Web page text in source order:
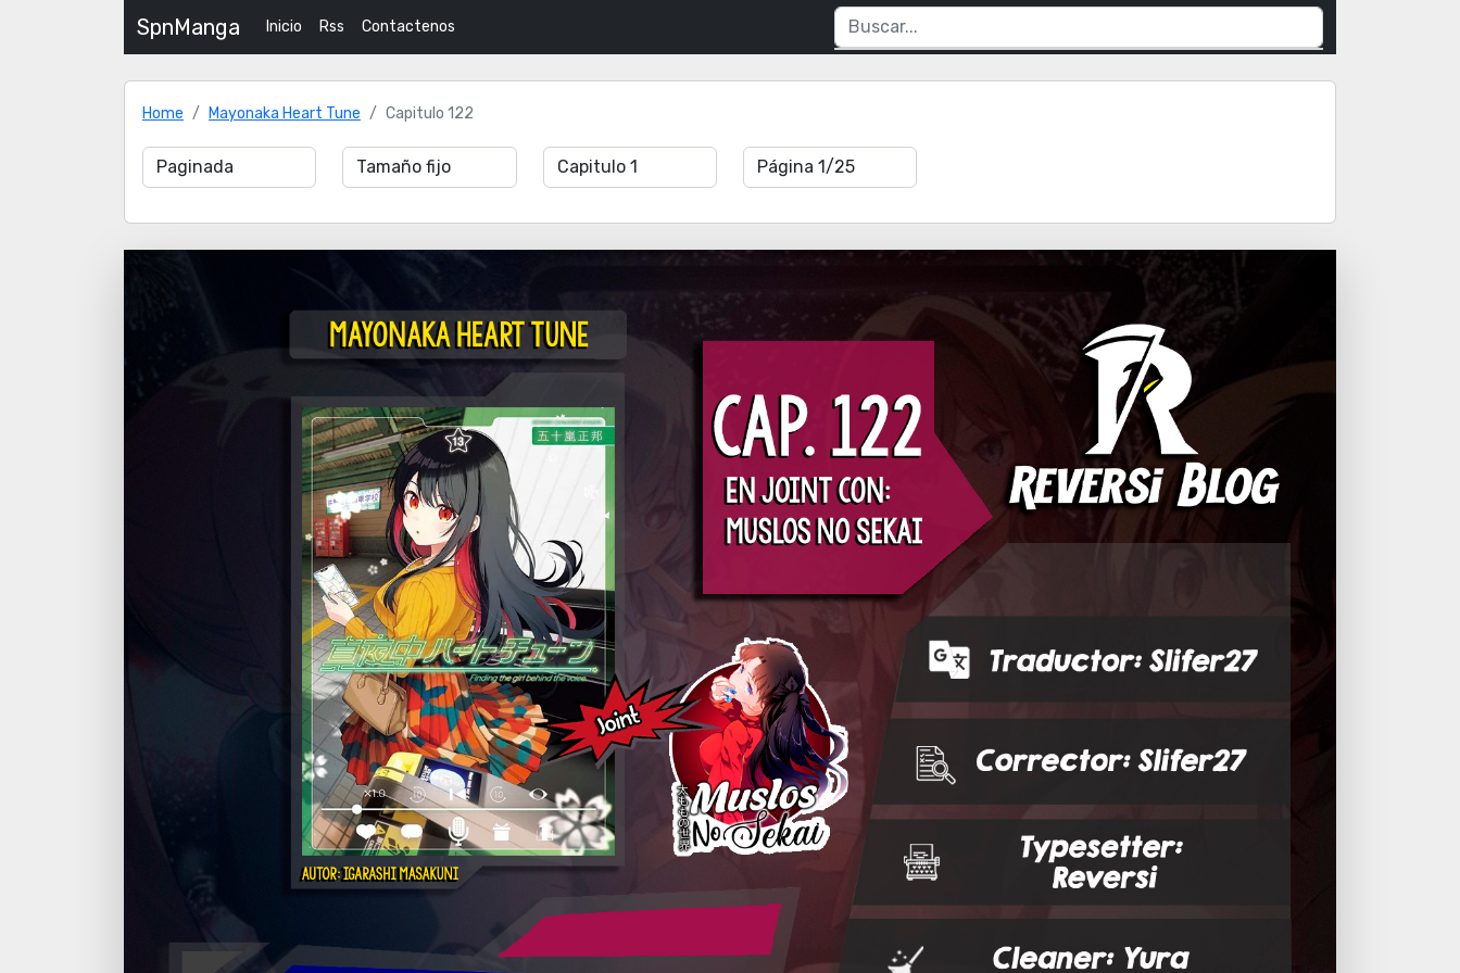
SpnManga Inicio Rss Contactenos
Home Mayonaka Heart Tune Capitulo 122